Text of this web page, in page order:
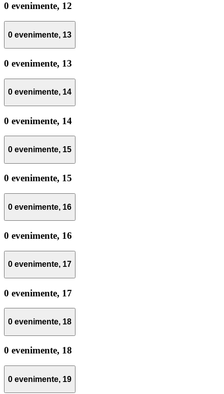
0 evenimente, 12
0 evenimente, 13
0 evenimente, 13
0 evenimente, 14
0 evenimente, 14
0 evenimente, 15
0 evenimente, 15
0 evenimente, 16
0 evenimente, 16
0 evenimente, 17
0 evenimente, 17
0 evenimente, 18
0 evenimente, 18
0 evenimente, 19